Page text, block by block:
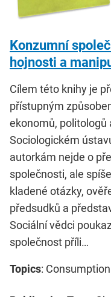
Konzumní
hojnosti a
Cílem této knihy je
přístupným
ekonomů, politologů
Sociologickém
autorkám nejde o
společnosti, ale
kladené otázky,
předsudků a
Sociální vědci
společnost příli…
Topics: Consumption